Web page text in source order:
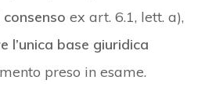
consenso ex art. 6.1, lett. a),
l’unica base giuridica
preso in esame.